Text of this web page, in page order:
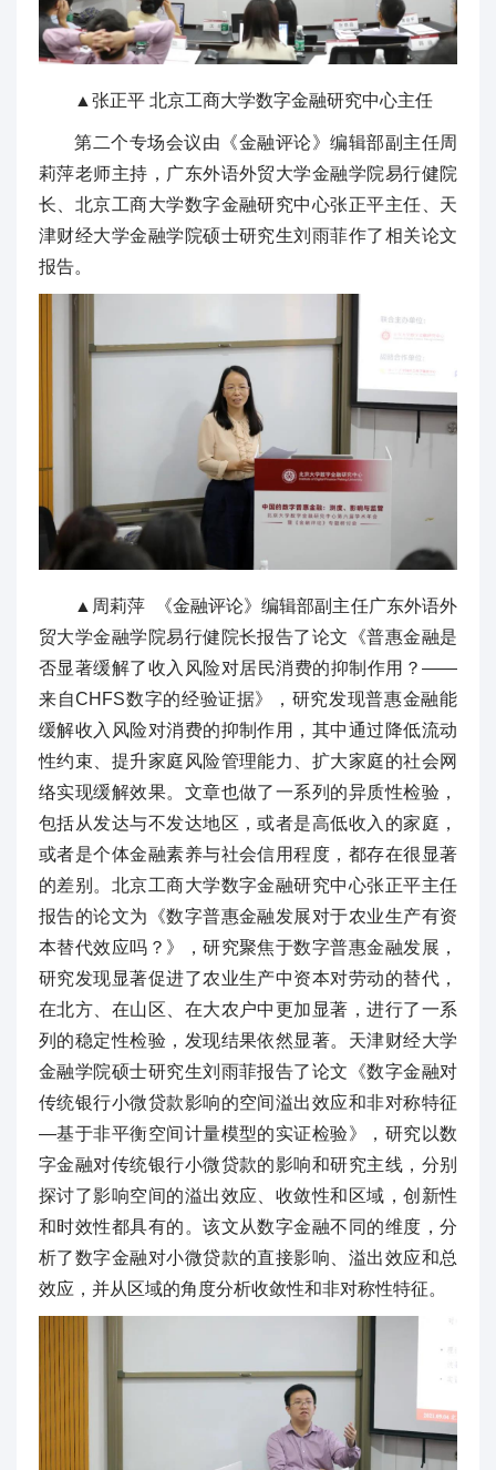
▲张正平 北京工商大学数字金融研究中心主任
第二个专场会议由《金融评论》编辑部副主任周
莉萍老师主持，广东外语外贸大学金融学院易行健院
长、北京工商大学数字金融研究中心张正平主任、天
津财经大学金融学院硕士研究生刘雨菲作了相关论文
报告。
▲周莉萍 《金融评论》编辑部副主任广东外语外
贸大学金融学院易行健院长报告了论文《普惠金融是
否显著缓解了收入风险对居民消费的抑制作用？——
来自CHFS数字的经验证据》，研究发现普惠金融能
缓解收入风险对消费的抑制作用，其中通过降低流动
性约束、提升家庭风险管理能力、扩大家庭的社会网
络实现缓解效果。文章也做了一系列的异质性检验，
包括从发达与不发达地区，或者是高低收入的家庭，
或者是个体金融素养与社会信用程度，都存在很显著
的差别。北京工商大学数字金融研究中心张正平主任
报告的论文为《数字普惠金融发展对于农业生产有资
本替代效应吗？》，研究聚焦于数字普惠金融发展，
研究发现显著促进了农业生产中资本对劳动的替代，
在北方、在山区、在大农户中更加显著，进行了一系
列的稳定性检验，发现结果依然显著。天津财经大学
金融学院硕士研究生刘雨菲报告了论文《数字金融对
传统银行小微贷款影响的空间溢出效应和非对称特征
—基于非平衡空间计量模型的实证检验》，研究以数
字金融对传统银行小微贷款的影响和研究主线，分别
探讨了影响空间的溢出效应、收敛性和区域，创新性
和时效性都具有的。该文从数字金融不同的维度，分
析了数字金融对小微贷款的直接影响、溢出效应和总
效应，并从区域的角度分析收敛性和非对称性特征。